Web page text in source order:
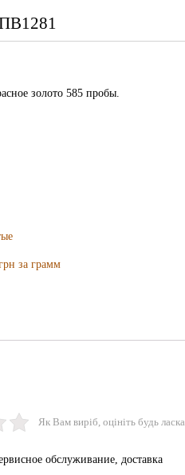
ПВ1281
золото 585 пробы.
за грамм
Як Вам виріб, оцініть будь ласка
обслуживание, доставка